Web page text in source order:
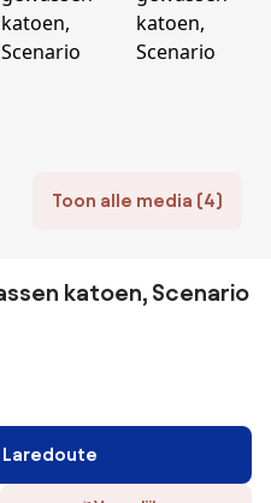
Toon alle media (4)
katoen, Scenario
Laredoute